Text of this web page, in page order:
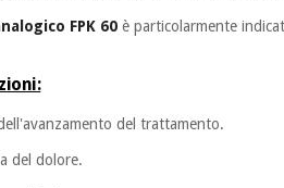
FPK 60 è particolarmente
del trattamento.
del dolore.